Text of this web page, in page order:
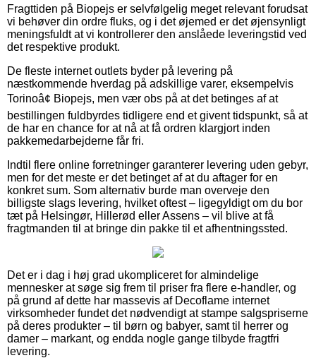
Fragttiden på Biopejs er selvfølgelig meget relevant forudsat
vi behøver din ordre fluks, og i det øjemed er det øjensynligt
meningsfuldt at vi kontrollerer den anslåede leveringstid ved
det respektive produkt.
De fleste internet outlets byder på levering på
næstkommende hverdag på adskillige varer, eksempelvis
Torinoâ¢ Biopejs, men vær obs på at det betinges af at
bestillingen fuldbyrdes tidligere end et givent tidspunkt, så at
de har en chance for at nå at få ordren klargjort inden
pakkemedarbejderne får fri.
Indtil flere online forretninger garanterer levering uden gebyr,
men for det meste er det betinget af at du aftager for en
konkret sum. Som alternativ burde man overveje den
billigste slags levering, hvilket oftest – ligegyldigt om du bor
tæt på Helsingør, Hillerød eller Assens – vil blive at få
fragtmanden til at bringe din pakke til et afhentningssted.
Det er i dag i høj grad ukompliceret for almindelige
mennesker at søge sig frem til priser fra flere e-handler, og
på grund af dette har massevis af Decoflame internet
virksomheder fundet det nødvendigt at stampe salgspriserne
på deres produkter – til børn og babyer, samt til herrer og
damer – markant, og endda nogle gange tilbyde fragtfri
levering.